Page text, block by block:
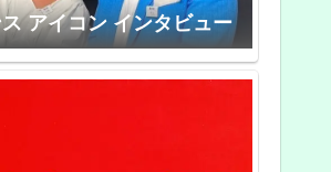
アイコン インタビュー